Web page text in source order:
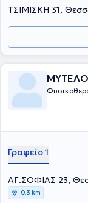
ΤΣΙΜΙΣΚΗ 31,
Γραφείο 1
ΑΓ.ΣΟΦΙΑΣ 23,
0,3 km